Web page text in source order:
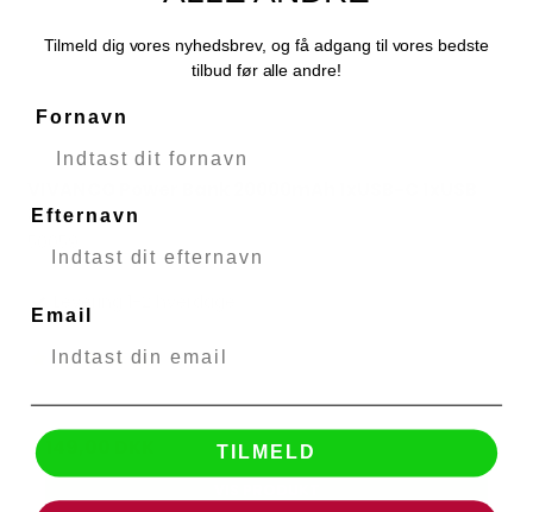
3.1A
VIVANCO
Levering 1-2 hverdage
299,00 DKK
Tilmeld dig vores nyhedsbrev, og få adgang til vores bedste
tilbud før alle andre!
Fornavn
Efternavn
Email
TILMELD